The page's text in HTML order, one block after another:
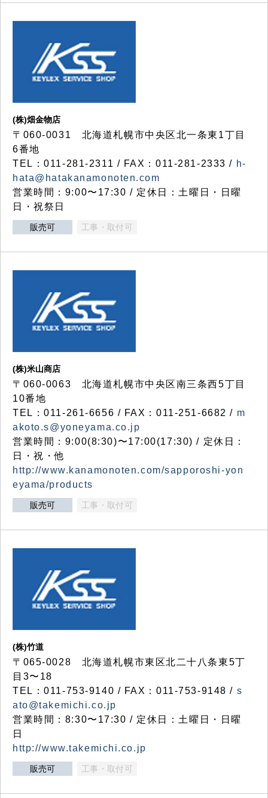
(株)畑金物店
〒060-0031 北海道札幌市中央区北一条東1丁目
6番地
TEL：011-281-2311 / FAX：011-281-2333 / h-
hata@hatakanamonoten.com
営業時間：9:00〜17:30 / 定休日：土曜日・日曜
日・祝祭日
販売可 工事・取付可
(株)米山商店
〒060-0063 北海道札幌市中央区南三条西5丁目
10番地
TEL：011-261-6656 / FAX：011-251-6682 / m
akoto.s@yoneyama.co.jp
営業時間：9:00(8:30)〜17:00(17:30) / 定休日：
日・祝・他
http://www.kanamonoten.com/sapporoshi-yon
eyama/products
販売可 工事・取付可
(株)竹道
〒065-0028 北海道札幌市東区北二十八条東5丁
目3〜18
TEL：011-753-9140 / FAX：011-753-9148 / s
ato@takemichi.co.jp
営業時間：8:30〜17:30 / 定休日：土曜日・日曜
日
http://www.takemichi.co.jp
販売可 工事・取付可